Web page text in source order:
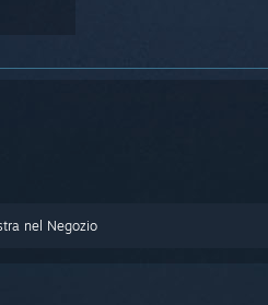
nel Negozio